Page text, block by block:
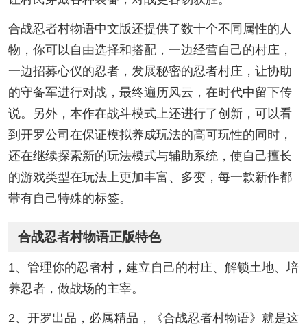
合战忍者村物语中文版还提供了数十个不同属性的人
物，你可以自由选择和搭配，一边经营自己的村庄，
一边招募心仪的忍者，发展秘密的忍者村庄，让协助
的守备军进行对战，最终遍历风云，在时代中留下传
说。另外，本作在战斗模式上还进行了创新，可以看
到开罗公司在保证模拟养成玩法的高可玩性的同时，
还在继续探索新的玩法模式与辅助系统，使自己擅长
的游戏类型在玩法上更加丰富、多变，每一款新作都
带有自己特殊的标签。
合战忍者村物语正版特色
1、管理你的忍者村，建立自己的村庄、解锁土地、培
养忍者，做战场的主宰。
2、开罗出品，必属精品，《合战忍者村物语》就是这